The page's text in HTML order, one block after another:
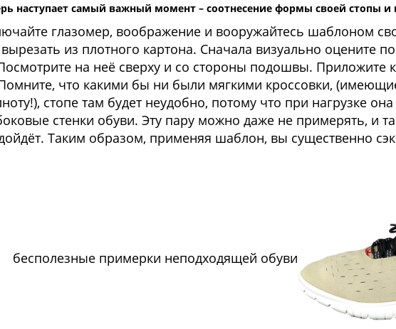
наступает самый важный момент – соотнесение формы своей стопы и
глазомер, воображение и вооружайтесь шаблоном
вырезать из плотного картона. Сначала визуально оцените
на неё сверху и со стороны подошвы.
что какими бы ни были мягкими кроссовки,
стопе там будет неудобно, потому что при нагрузке
стенки обуви. Эту пару можно даже не примерять, и
Таким образом, применяя шаблон, вы существенно
бесполезные примерки неподходящей обуви